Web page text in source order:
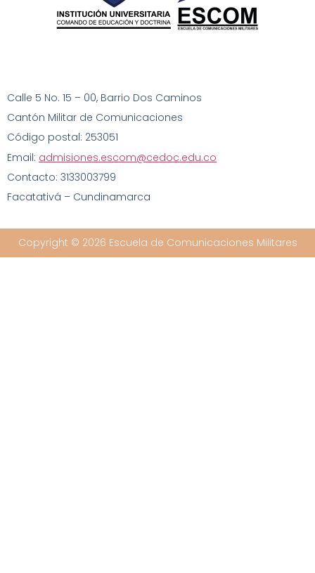
Calle 5 No. 15 – 00, Barrio Dos Caminos
Cantón Militar de Comunicaciones
Código postal: 253051
Email: admisiones.escom@cedoc.edu.co
Contacto: 3133003799
Facatativá – Cundinamarca
Copyright © 2026 Escuela de Comunicaciones Militares